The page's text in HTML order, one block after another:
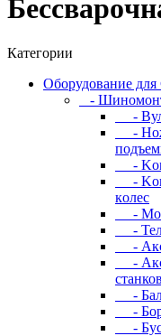
Категории
Oбopудoвaниe для
-
-
-
-
-
кoлec
-
-
-
-
станков
-
-
-